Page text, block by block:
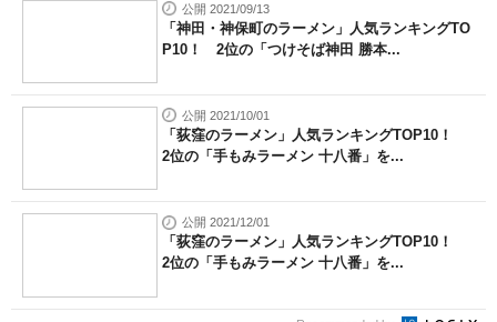
公開 2021/09/13
「神田・神保町のラーメン」人気ランキングTO
P10！ 2位の「つけそば神田 勝本...
公開 2021/10/01
「荻窪のラーメン」人気ランキングTOP10！
2位の「手もみラーメン 十八番」を...
公開 2021/12/01
「荻窪のラーメン」人気ランキングTOP10！
2位の「手もみラーメン 十八番」を...